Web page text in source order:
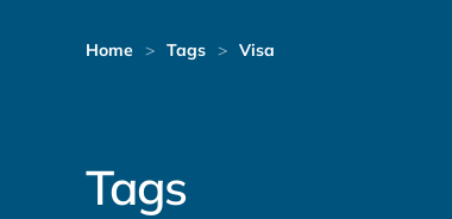
Home Tags Visa
Tags